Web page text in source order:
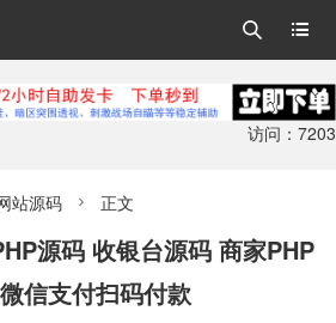


访问：7203
站源码  正文
源码 收银台源码 商家PHP
信支付扫码付款